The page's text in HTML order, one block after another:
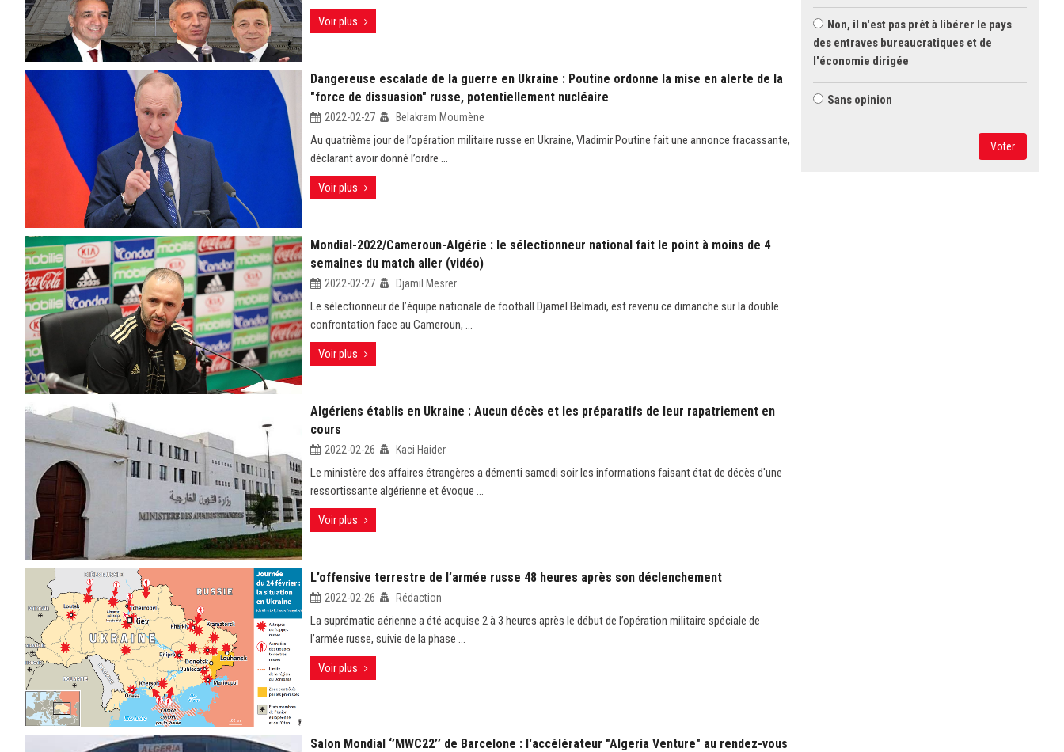
Voir plus
Dangereuse escalade de la guerre en Ukraine : Poutine ordonne la mise en alerte de la
"force de dissuasion" russe, potentiellement nucléaire
2022-02-27 Belakram Moumène
Au quatrième jour de l’opération militaire russe en Ukraine, Vladimir Poutine fait une annonce fracassante,
déclarant avoir donné l’ordre ...
Voir plus
Mondial-2022/Cameroun-Algérie : le sélectionneur national fait le point à moins de 4
semaines du match aller (vidéo)
2022-02-27 Djamil Mesrer
Le sélectionneur de l’équipe nationale de football Djamel Belmadi, est revenu ce dimanche sur la double
confrontation face au Cameroun, ...
Voir plus
Algériens établis en Ukraine : Aucun décès et les préparatifs de leur rapatriement en
cours
2022-02-26 Kaci Haider
Le ministère des affaires étrangères a démenti samedi soir les informations faisant état de décès d'une
ressortissante algérienne et évoque ...
Voir plus
L’offensive terrestre de l’armée russe 48 heures après son déclenchement
2022-02-26 Rédaction
La suprématie aérienne a été acquise 2 à 3 heures après le début de l’opération militaire spéciale de
l’armée russe, suivie de la phase ...
Voir plus
Salon Mondial ‘’MWC22’’ de Barcelone : l'accélérateur "Algeria Venture" au rendez-vous
Non, il n'est pas prêt à libérer le pays
des entraves bureaucratiques et de
l'économie dirigée
Sans opinion
Voter